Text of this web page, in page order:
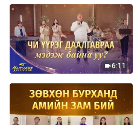
6:11